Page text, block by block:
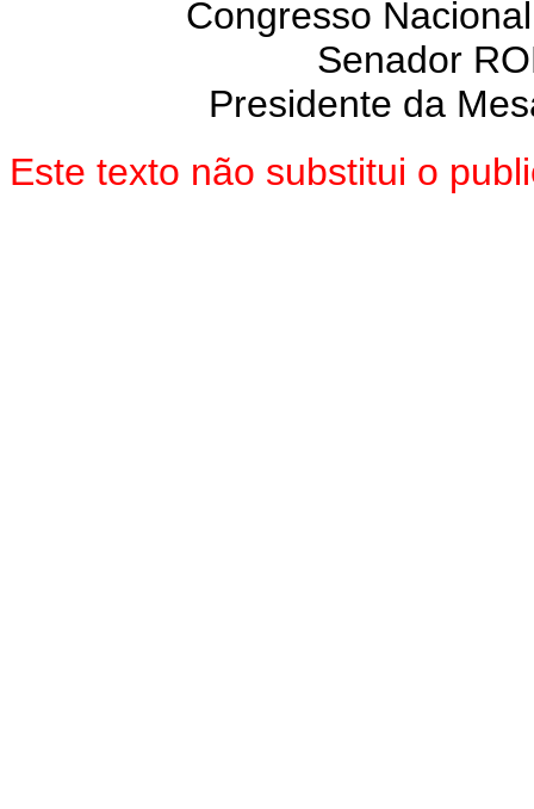
Congresso
Senador
Presidente da
Este texto não substitui o